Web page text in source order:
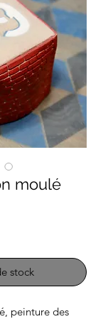
moulé
stock
peinture des